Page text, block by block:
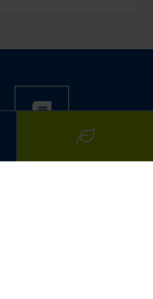
CATALOGUES